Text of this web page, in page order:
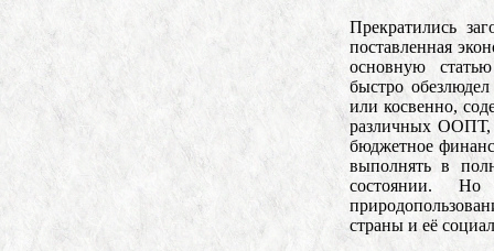
Прекратились
поставленная
основную
быстро
или косвенно,
различных ООПТ,
бюджетное
выполнять в
состоянии. Но
страны и её